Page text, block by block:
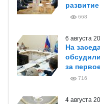
668
6 августа
На
за
716
4 августа